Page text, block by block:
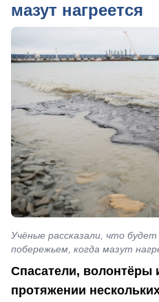
мазут нагреется
Учёные рассказали, что
побережьем, когда мазут
Спасатели, волонтёры
протяжении